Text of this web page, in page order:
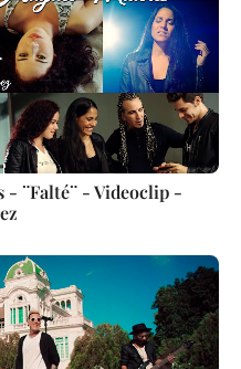
- ¨Falté¨ - Videoclip -